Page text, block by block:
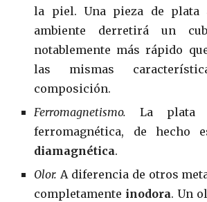
la piel. Una pieza de plata
ambiente derretirá un
notablemente más rápido
las mismas
composición.
Ferromagnetismo. La plata
ferromagnética, de hecho
diamagnética.
Olor. A diferencia de otros
completamente inodora. Un